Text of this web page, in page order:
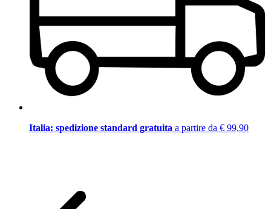
Italia: spedizione standard gratuita a partire da € 99,90